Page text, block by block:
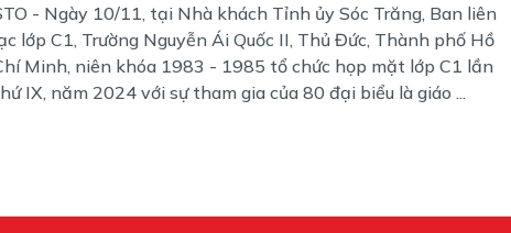
- Ngày 10/11, tại Nhà khách Tỉnh ủy Sóc Trăng, Ban liên
lớp C1, Trường Nguyễn Ái Quốc II, Thủ Đức, Thành phố Hồ
Minh, niên khóa 1983 - 1985 tổ chức họp mặt lớp C1 lần
IX, năm 2024 với sự tham gia của 80 đại biểu là giáo ...